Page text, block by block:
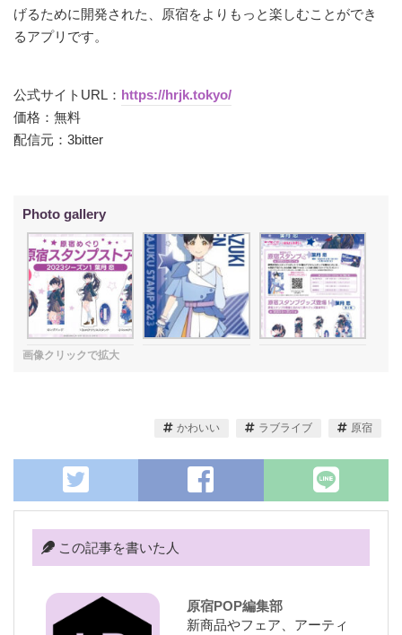
げるために開発された、原宿をよりもっと楽しむことができ
るアプリです。
公式サイトURL： https://hrjk.tokyo/
価格：無料
配信元：3bitter
かわいい ラブライブ 原宿
この記事を書いた人
原宿POP編集部
新商品やフェア、アーティ